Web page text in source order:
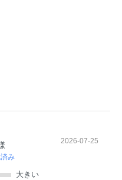
み
2026-07-25
大きい